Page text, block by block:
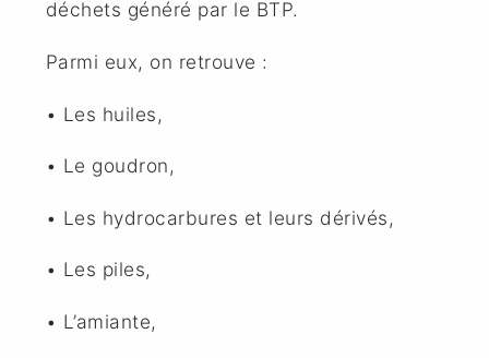
déchets généré par le BTP.
Parmi eux, on retrouve :
• Les huiles,
• Le goudron,
• Les hydrocarbures et leurs dérivés,
• Les piles,
• L’amiante,